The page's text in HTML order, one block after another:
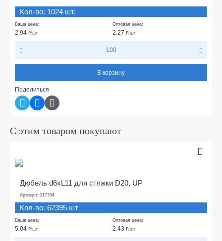
Кол-во: 1024 шт.
Ваша цена:
2.94 ₽/шт
Оптовая цена:
2.27 ₽/шт
100
В корзину
Поделиться
С этим товаром покупают
Дюбель d6xL11 для стяжки D20, UP
Артикул: 017334
Кол-во: 62395 шт
Ваша цена:
5.04 ₽/шт
Оптовая цена:
2.43 ₽/шт